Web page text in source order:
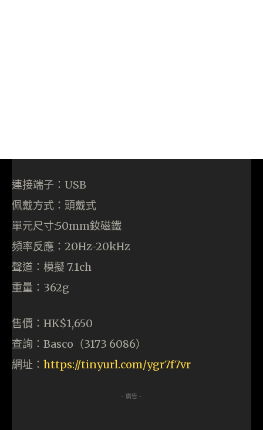
連接端子：USB
佩戴方式：頭戴式
單元尺寸:50mm釹磁鐵
頻率反應：20Hz-20kHz
聲道：模擬 7.1ch
重量：362g
售價：HK$1,650
查詢：Basco（3173 6086）
網址： https://tinyurl.com/ygr7f7vr
- 廣告 -